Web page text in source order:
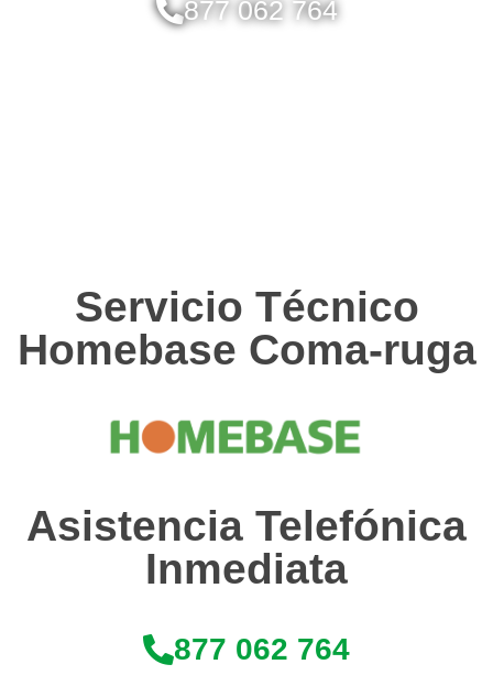
877 062 764
Servicio Técnico
Homebase Coma-ruga
Asistencia Telefónica
Inmediata
877 062 764